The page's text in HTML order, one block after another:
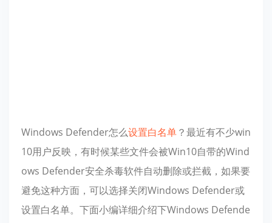
Windows Defender怎么设置白名单？最近有不少win
10用户反映，有时候某些文件会被Win10自带的Wind
ows Defender安全杀毒软件自动删除或拦截，如果要
避免这种方面，可以选择关闭Windows Defender或
设置白名单。下面小编详细介绍下Windows Defende